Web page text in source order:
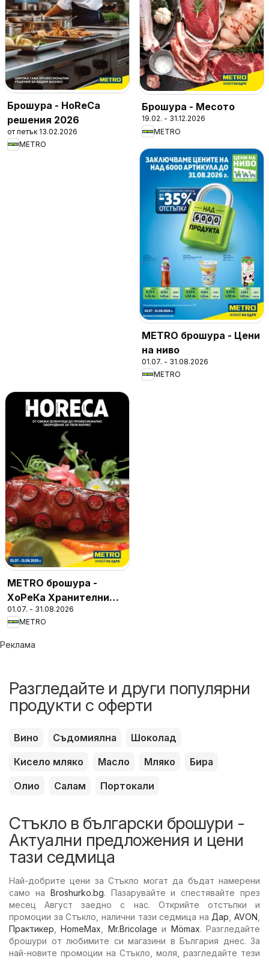
Брошура - HoReCa
решения 2026
от петък 13.02.2026
METRO
Брошура - Месото
19.02. - 31.12.2026
METRO
METRO брошура - Цени
на ниво
01.07. - 31.08.2026
METRO
METRO брошура -
ХоРеКа Хранителни
стоки
01.07. - 31.08.2026
METRO
Реклама
Разгледайте и други популярни
продукти с оферти
Вино Съдомиялна
Шоколад
Кисело мляко
Масло Мляко
Бира
Олио
Салам Портокали
Стъкло в български брошури -
Актуални предложения и цени
тази седмица
Най-добрите цени за Стъкло могат да бъдат намерени
само на Broshurko.bg. Пазарувайте и спестявайте през
месец Август заедно с нас. Открийте отстъпки и
промоции за Стъкло, налични тази седмица на Дар AVON
Практикер ,HomeMax Mr.Bricolage и Mömax. Разгледайте
брошури от любимите си магазини в България днес. За
най-новите промоции на Стъкло, моля, разгледайте тези